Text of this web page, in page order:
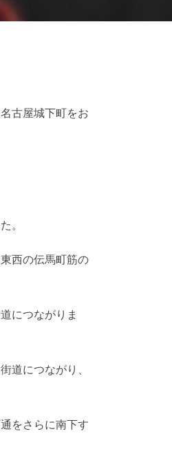
古屋城下町をお
。
西の伝馬町筋の
につながりま
道につながり、
をさらに南下す